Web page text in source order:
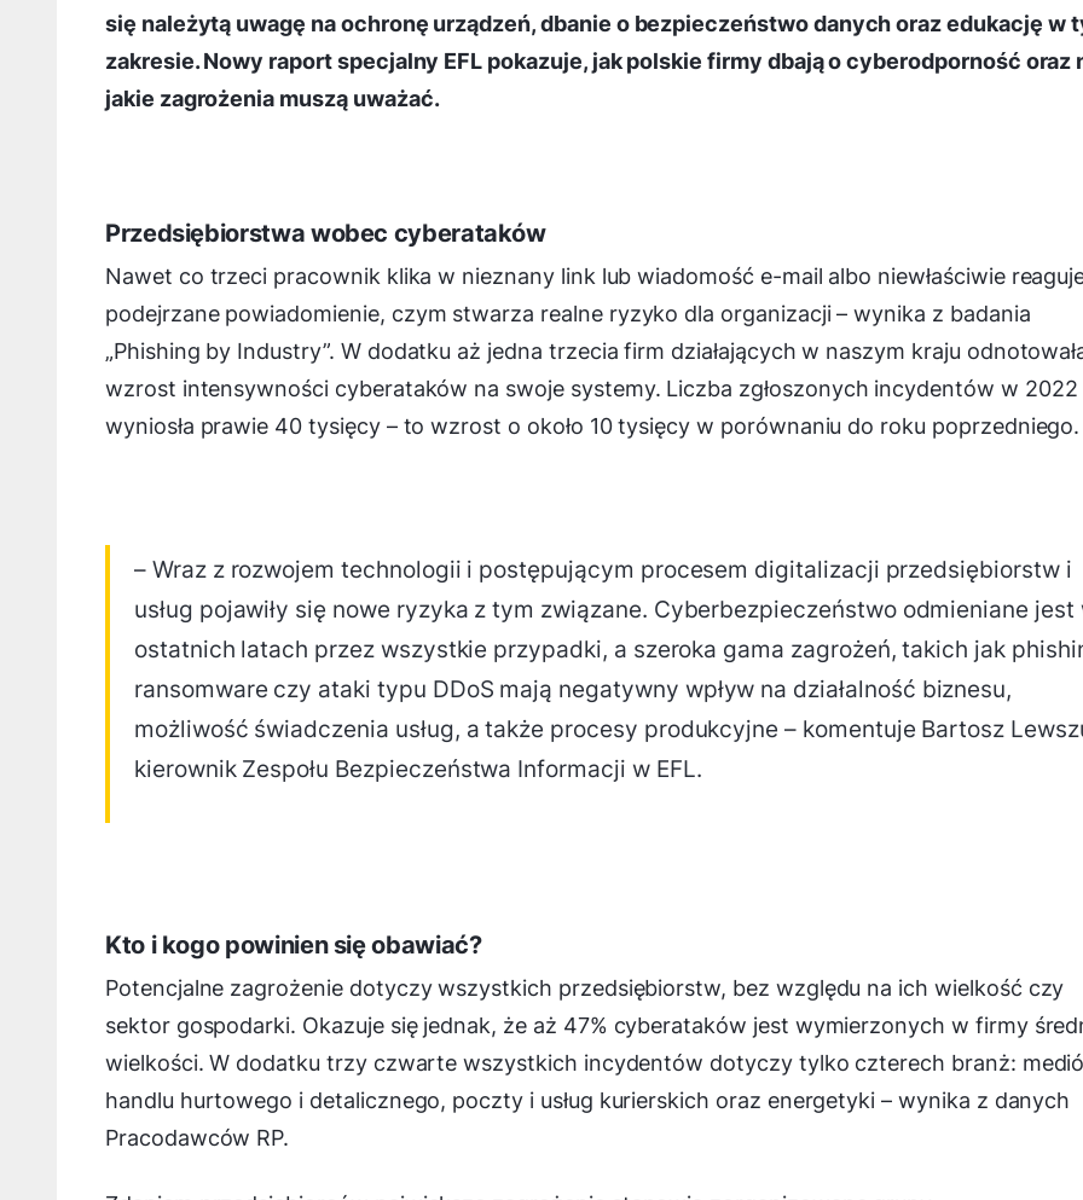
się należytą uwagę na ochronę urządzeń, dbanie o bezpieczeństwo danych oraz edukację w
zakresie. Nowy raport specjalny EFL pokazuje, jak polskie firmy dbają o cyberodporność oraz
jakie zagrożenia muszą uważać.
Przedsiębiorstwa wobec cyberataków
Nawet co trzeci pracownik klika w nieznany link lub wiadomość e-mail albo niewłaściwie
podejrzane powiadomienie, czym stwarza realne ryzyko dla organizacji – wynika z badania
„Phishing by Industry”. W dodatku aż jedna trzecia firm działających w naszym kraju
wzrost intensywności cyberataków na swoje systemy. Liczba zgłoszonych incydentów w 2022
wyniosła prawie 40 tysięcy – to wzrost o około 10 tysięcy w porównaniu do roku poprzedniego.
– Wraz z rozwojem technologii i postępującym procesem digitalizacji przedsiębiorstw i
usług pojawiły się nowe ryzyka z tym związane. Cyberbezpieczeństwo odmieniane jest
ostatnich latach przez wszystkie przypadki, a szeroka gama zagrożeń, takich jak
ransomware czy ataki typu DDoS mają negatywny wpływ na działalność biznesu,
możliwość świadczenia usług, a także procesy produkcyjne – komentuje Bartosz
kierownik Zespołu Bezpieczeństwa Informacji w EFL.
Kto i kogo powinien się obawiać?
Potencjalne zagrożenie dotyczy wszystkich przedsiębiorstw, bez względu na ich wielkość czy
sektor gospodarki. Okazuje się jednak, że aż 47% cyberataków jest wymierzonych w firmy
wielkości. W dodatku trzy czwarte wszystkich incydentów dotyczy tylko czterech branż:
handlu hurtowego i detalicznego, poczty i usług kurierskich oraz energetyki – wynika z danych
Pracodawców RP.